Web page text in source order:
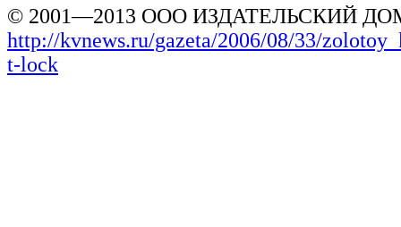
© 2001—2013 ООО ИЗДАТЕЛЬСКИЙ
http://kvnews.ru/gazeta/2006/08/33/
t-lock